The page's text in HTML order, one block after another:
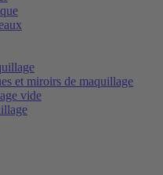
et miroirs de maquillage
vide